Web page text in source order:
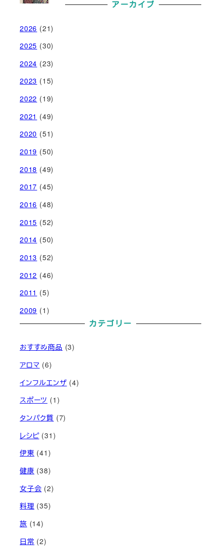
アーカイブ
2026 (21)
2025 (30)
2024 (23)
2023 (15)
2022 (19)
2021 (49)
2020 (51)
2019 (50)
2018 (49)
2017 (45)
2016 (48)
2015 (52)
2014 (50)
2013 (52)
2012 (46)
2011 (5)
2009 (1)
カテゴリー
おすすめ商品 (3)
アロマ (6)
インフルエンザ (4)
スポーツ (1)
タンパク質 (7)
レシピ(31)
伊東 (41)
健康 (38)
女子会 (2)
料理 (35)
旅 (14)
日常 (2)